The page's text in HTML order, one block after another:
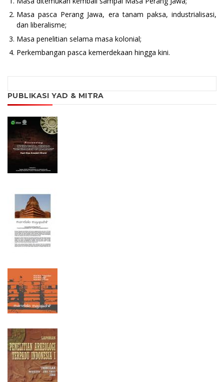
Masa pasca Perang Jawa, era tanam paksa, industrialisasi,
dan liberalisme;
Masa penelitian selama masa kolonial;
Perkembangan pasca kemerdekaan hingga kini.
PUBLIKASI YAD & MITRA